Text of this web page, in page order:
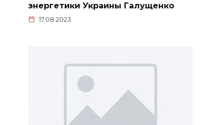
энергетики Украины Галущенко
17.08.2023